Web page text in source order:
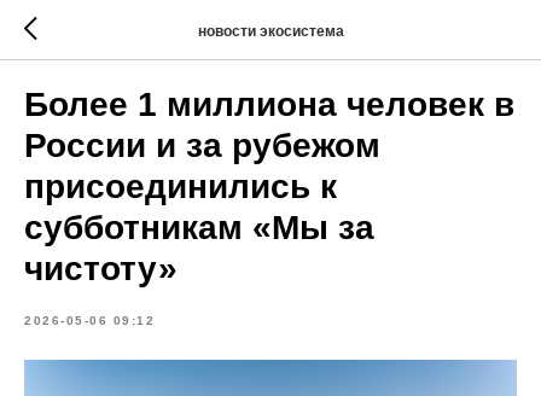
новости экосистема
Более 1 миллиона человек в
России и за рубежом
присоединились к
субботникам «Мы за
чистоту»
2026-05-06 09:12